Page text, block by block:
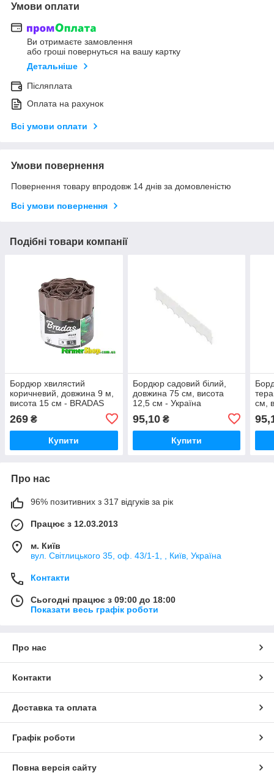
Умови оплати
Ви отримаєте замовлення
або гроші повернуться на вашу картку
Детальніше
Післяплата
Оплата на рахунок
Всі умови оплати
Умови повернення
Повернення товару впродовж 14 днів за домовленістю
Всі умови повернення
Подібні товари компанії
Бордюр хвилястий
коричневий, довжина 9 м,
висота 15 см - BRADAS
269 ₴
Купити
Бордюр садовий білий,
довжина 75 см, висота
12,5 см - Україна
95,10₴
Купити
см,
Про нас
96% позитивних з 317 відгуків за рік
Працює з 12.03.2013
м. Київ
вул. Світлицького 35, оф. 43/1-1, , Київ, Україна
Контакти
Сьогодні працює з 09:00 до 18:00
Показати весь графік роботи
Про нас
Контакти
Доставка та оплата
Графік роботи
Повна версія сайту